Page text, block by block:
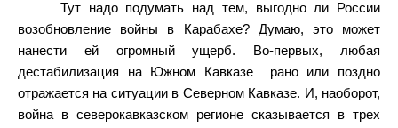
Тут надо подумать над тем, выгодно ли России
возобновление войны в Карабахе? Думаю, это может
нанести ей огромный ущерб. Во-первых, любая
дестабилизация на Южном Кавказе
рано или поздно
отражается на ситуации в Северном Кавказе. И, наоборот,
война в северокавказском регионе сказывается в трех